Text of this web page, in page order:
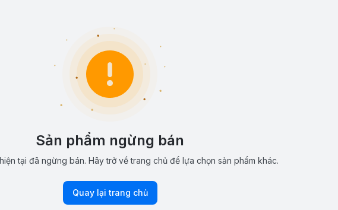
Sản phẩm ngừng bán
tại đã ngừng bán. Hãy trở về trang chủ để lựa chọn sản phẩm khác.
Quay lại trang chủ